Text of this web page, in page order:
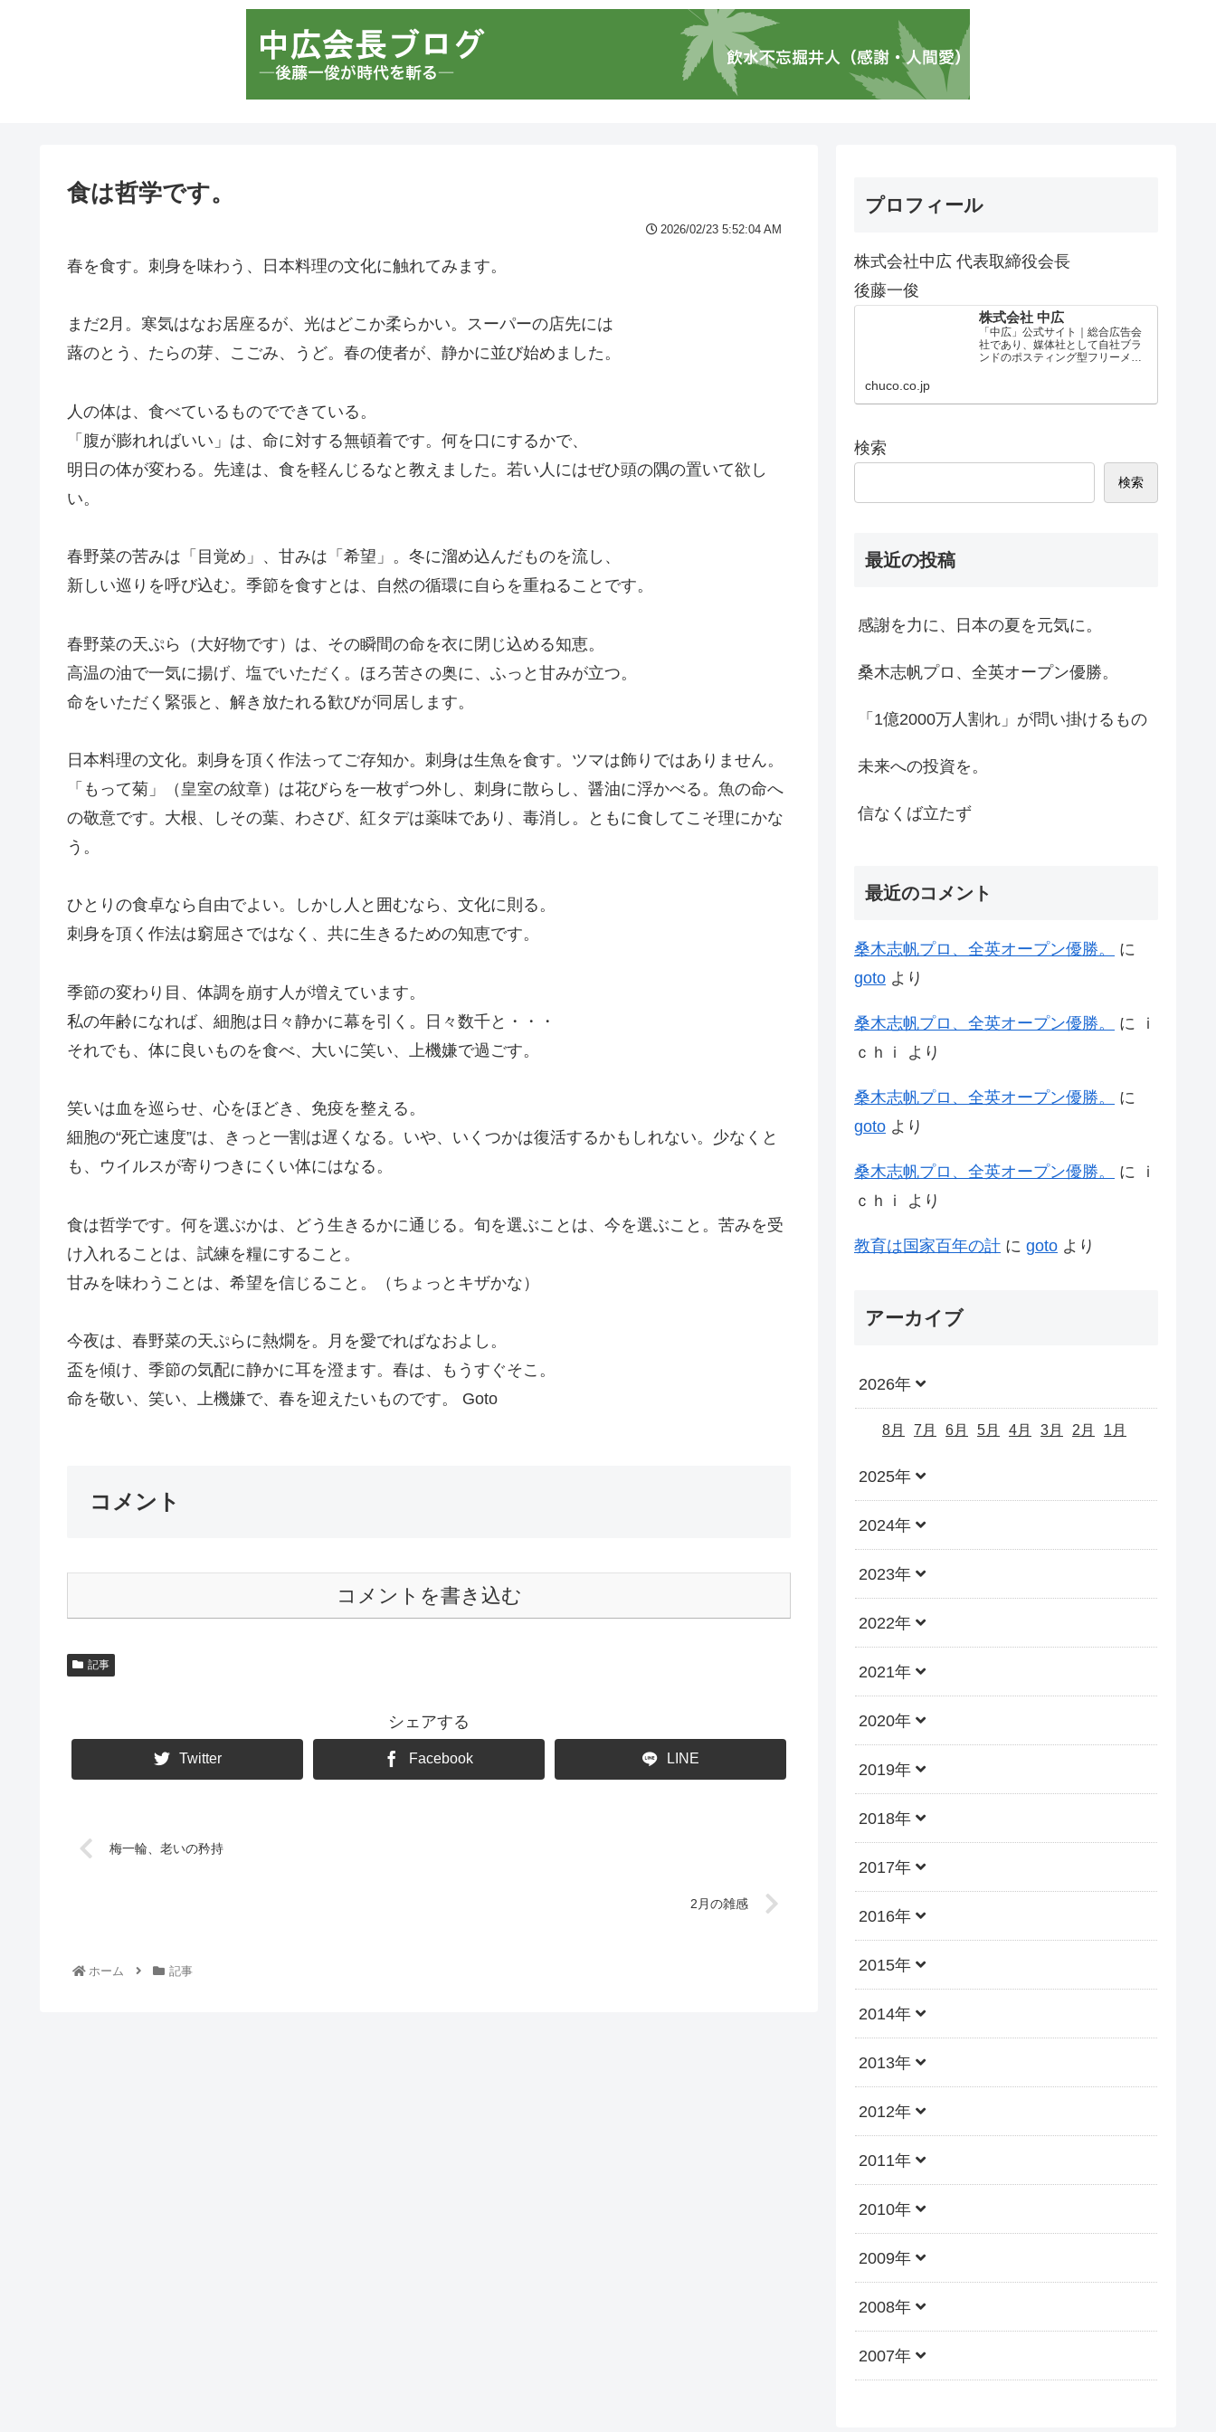
食は哲学です。
2026/02/23 5:52:04 AM
春を食す。刺身を味わう、日本料理の文化に触れてみます。
まだ2月。寒気はなお居座るが、光はどこか柔らかい。スーパーの店先には
蕗のとう、たらの芽、こごみ、うど。春の使者が、静かに並び始めました。
人の体は、食べているものでできている。
「腹が膨れればいい」は、命に対する無頓着です。何を口にするかで、
明日の体が変わる。先達は、食を軽んじるなと教えました。若い人にはぜひ頭の隅の置いて欲し
い。
春野菜の苦みは「目覚め」、甘みは「希望」。冬に溜め込んだものを流し、
新しい巡りを呼び込む。季節を食すとは、自然の循環に自らを重ねることです。
春野菜の天ぷら（大好物です）は、その瞬間の命を衣に閉じ込める知恵。
高温の油で一気に揚げ、塩でいただく。ほろ苦さの奥に、ふっと甘みが立つ。
命をいただく緊張と、解き放たれる歓びが同居します。
日本料理の文化。刺身を頂く作法ってご存知か。刺身は生魚を食す。ツマは飾りではありません。
「もって菊」（皇室の紋章）は花びらを一枚ずつ外し、刺身に散らし、醤油に浮かべる。魚の命へ
の敬意です。大根、しその葉、わさび、紅タデは薬味であり、毒消し。ともに食してこそ理にかな
う。
ひとりの食卓なら自由でよい。しかし人と囲むなら、文化に則る。
刺身を頂く作法は窮屈さではなく、共に生きるための知恵です。
季節の変わり目、体調を崩す人が増えています。
私の年齢になれば、細胞は日々静かに幕を引く。日々数千と・・・
それでも、体に良いものを食べ、大いに笑い、上機嫌で過ごす。
笑いは血を巡らせ、心をほどき、免疫を整える。
細胞の“死亡速度”は、きっと一割は遅くなる。いや、いくつかは復活するかもしれない。少なくと
も、ウイルスが寄りつきにくい体にはなる。
食は哲学です。何を選ぶかは、どう生きるかに通じる。旬を選ぶことは、今を選ぶこと。苦みを受
け入れることは、試練を糧にすること。
甘みを味わうことは、希望を信じること。（ちょっとキザかな）
今夜は、春野菜の天ぷらに熱燗を。月を愛でればなおよし。
盃を傾け、季節の気配に静かに耳を澄ます。春は、もうすぐそこ。
命を敬い、笑い、上機嫌で、春を迎えたいものです。 Goto
コメント
コメントを書き込む
記事
シェアする
Twitter Facebook LINE
梅一輪、老いの矜持
2月の雑感
ホーム 記事
プロフィール
株式会社中広 代表取締役会長
後藤一俊
株式会社 中広
「中広」公式サイト｜総合広告会
社であり、媒体社として自社ブラ
ンドのポスティング型フリーメデ
chuco.co.jp
検索
検索
最近の投稿
感謝を力に、日本の夏を元気に。
桑木志帆プロ、全英オープン優勝。
「1億2000万人割れ」が問い掛けるもの
未来への投資を。
信なくば立たず
最近のコメント
桑木志帆プロ、全英オープン優勝。
に
goto より
桑木志帆プロ、全英オープン優勝。 に
ｉ
ｃｈｉ
より
桑木志帆プロ、全英オープン優勝。
に
goto より
桑木志帆プロ、全英オープン優勝。 に
ｉ
ｃｈｉ
より
教育は国家百年の計 に goto より
アーカイブ
2026年
8月 7月 6月 5月 4月 3月 2月 1月
2025年
2024年
2023年
2022年
2021年
2020年
2019年
2018年
2017年
2016年
2015年
2014年
2013年
2012年
2011年
2010年
2009年
2008年
2007年